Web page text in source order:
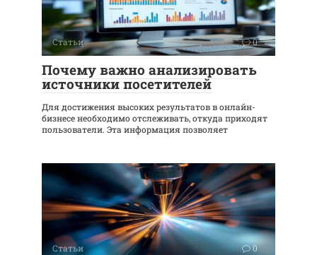
Статьи 0
Почему важно анализировать
источники посетителей
Для достижения высоких результатов в онлайн-
бизнесе необходимо отслеживать, откуда приходят
пользователи. Эта информация позволяет
Статьи 0